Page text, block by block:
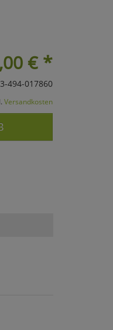
€*
494-017860
Versandkosten